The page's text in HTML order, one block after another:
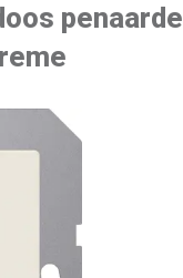
penaarde